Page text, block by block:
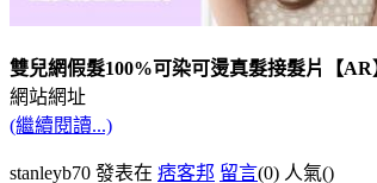
雙兒網假髮100%可染可燙真髮接髮片【
網站網址
(繼續閱讀...)
stanleyb70 發表在 痞客邦 留言(0) 人氣()